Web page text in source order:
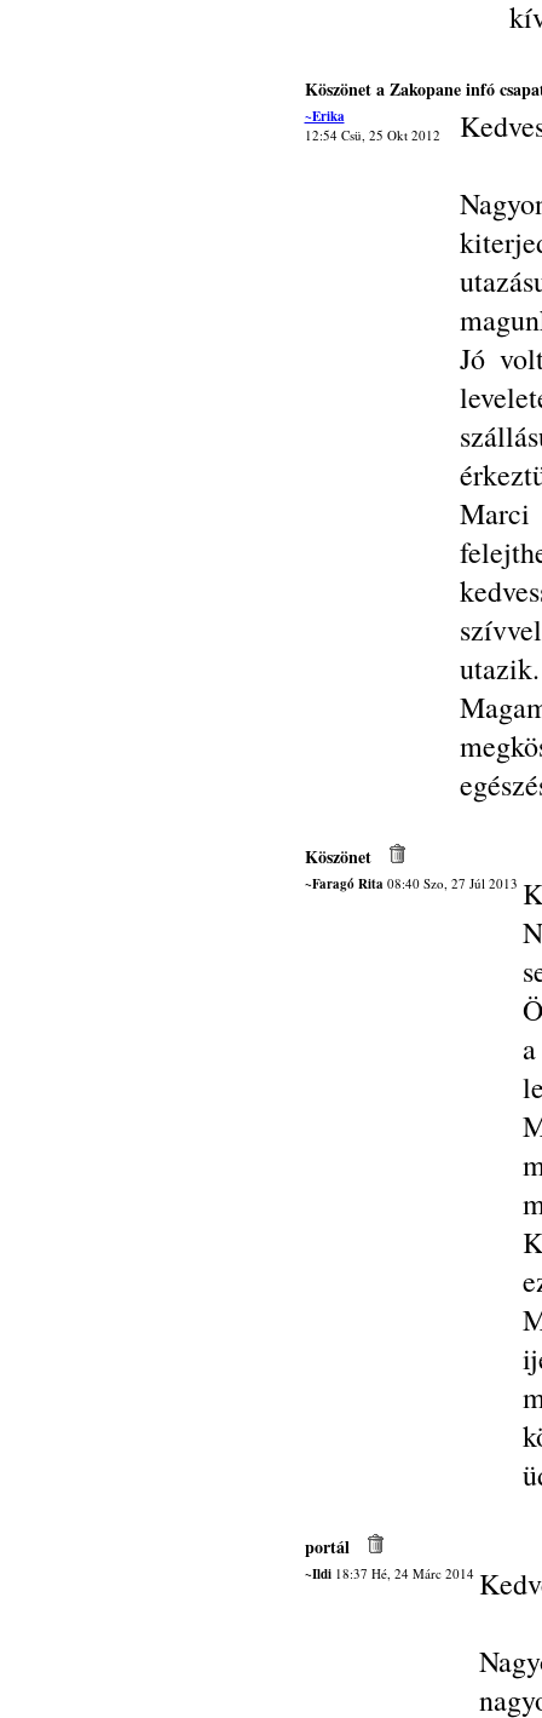
Köszönet a Zakopane infó
~Erika
12:54 Csü, 25 Okt 2012
Jó
Marci
utazik.
Köszönet
~Faragó Rita08:40 Szo, 27 Júl 2013
portál
~Ildi18:37 Hé, 24 Márc 2014